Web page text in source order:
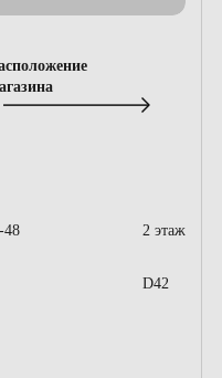
48 2 этаж
D42